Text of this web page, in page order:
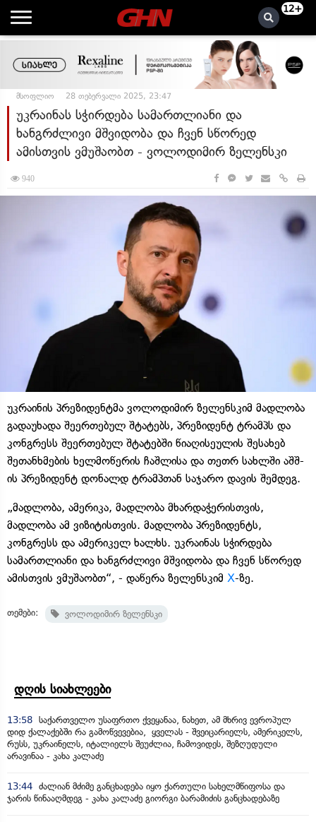
12+
მსოფლიო 28 თებერვალი 2025, 23:47
უკრაინას სჭირდება სამართლიანი და
ხანგრძლივი მშვიდობა და ჩვენ სწორედ
ამისთვის ვმუშაობთ - ვოლოდიმირ ზელენსკი
940
უკრაინის პრეზიდენტმა ვოლოდიმირ ზელენსკიმ მადლობა
გადაუხადა შეერთებულ შტატებს, პრეზიდენტ ტრამპს და
კონგრესს შეერთებულ შტატებში წიაღისეულის შესახებ
შეთანხმების ხელმოწერის ჩაშლისა და თეთრ სახლში აშშ-
ის პრეზიდენტ დონალდ ტრამპთან საჯარო დავის შემდეგ.
„მადლობა, ამერიკა, მადლობა მხარდაჭერისთვის,
მადლობა ამ ვიზიტისთვის. მადლობა პრეზიდენტს,
კონგრესს და ამერიკელ ხალხს. უკრაინას სჭირდება
სამართლიანი და ხანგრძლივი მშვიდობა და ჩვენ სწორედ
ამისთვის ვმუშაობთ“, - დაწერა ზელენსკიმ X-ზე.
თემები: ვოლოდიმირ ზელენსკი
დღის სიახლეები
13:58 საქართველო უსაფრთო ქვეყანაა, ნახეთ, ამ მხრივ ევროპულ
დიდ ქალაქებში რა გამოწვევებია, ყველას - შვეიცარიელს, ამერიკელს,
რუსს, უკრაინელს, იტალიელს შეუძლია, ჩამოვიდეს, შეზღუდული
არავინაა - კახა კალაძე
13:44 ძალიან მძიმე განცხადება იყო ქართული სახელმწიფოსა და
ჯარის წინააღმდეგ - კახა კალაძე გიორგი ბარამიძის განცხადებაზე